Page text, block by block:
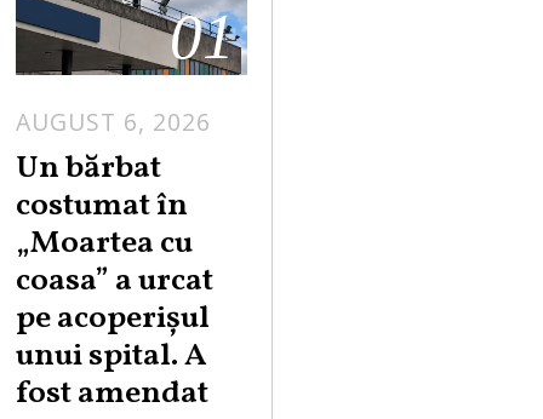
01
AUGUST 6, 2026
Un bărbat
costumat în
„Moartea cu
coasa” a urcat
pe acoperișul
unui spital. A
fost amendat